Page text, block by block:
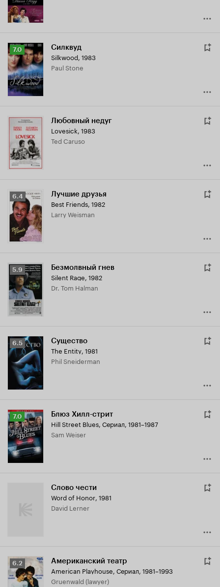
Рейтинг
Кинопоиска
7.0
7.0 Силквуд
Silkwood, 1983
Paul Stone
Любовный недуг
Lovesick, 1983
Ted Caruso
Рейтинг
Кинопоиска
6.4
6.4 Лучшие друзья
Best Friends, 1982
Larry Weisman
Рейтинг
Кинопоиска
5.9
5.9 Безмолвный гнев
Silent Rage, 1982
Dr. Tom Halman
Рейтинг
Кинопоиска
6.5
6.5 Существо
The Entity, 1981
Phil Sneiderman
Рейтинг
Кинопоиска
7.0
7.0 Блюз Хилл-стрит
Hill Street Blues, Сериал, 1981–1987
Sam Weiser
Слово чести
Word of Honor, 1981
David Lerner
Рейтинг
Кинопоиска
6.2
6.2 Американский театр
American Playhouse, Сериал, 1981–1993
Gruenwald (lawyer)